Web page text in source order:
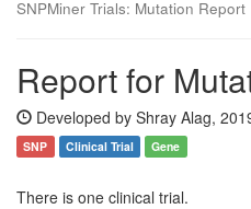
SNPMiner Trials: Mutation Report
Report for
Developed by Shray Alag,
SNP Clinical Trial Gene
There is one clinical trial.